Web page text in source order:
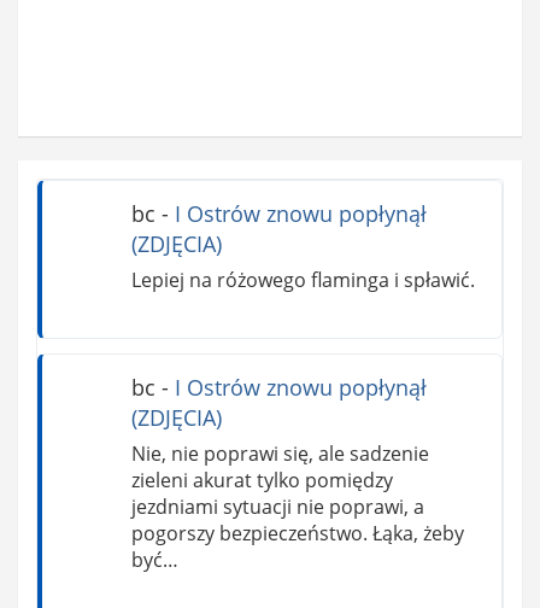
bc - I Ostrów znowu popłynął
(ZDJĘCIA)
Lepiej na różowego flaminga i spławić.
bc - I Ostrów znowu popłynął
(ZDJĘCIA)
Nie, nie poprawi się, ale sadzenie
zieleni akurat tylko pomiędzy
jezdniami sytuacji nie poprawi, a
pogorszy bezpieczeństwo. Łąka, żeby
być…